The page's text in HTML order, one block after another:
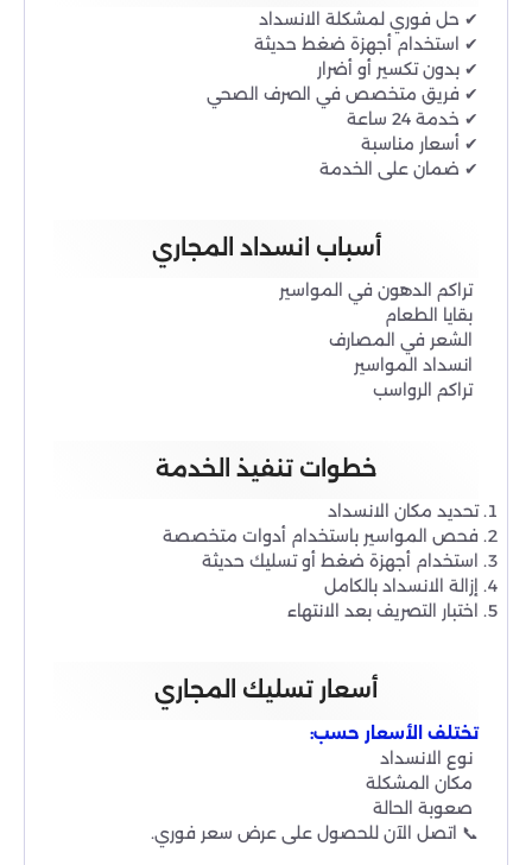
✔ حل فوري لمشكلة الانسداد
✔ استخدام أجهزة ضغط حديثة
✔ بدون تكسير أو أضرار
✔ فريق متخصص في الصرف الصحي
✔ خدمة 24 ساعة
✔ أسعار مناسبة
✔ ضمان على الخدمة
أسباب انسداد المجاري
تراكم الدهون في المواسير
بقايا الطعام
الشعر في المصارف
انسداد المواسير
تراكم الرواسب
خطوات تنفيذ الخدمة
تحديد مكان الانسداد
فحص المواسير باستخدام أدوات متخصصة
استخدام أجهزة ضغط أو تسليك حديثة
إزالة الانسداد بالكامل
اختبار التصريف بعد الانتهاء
أسعار تسليك المجاري
تختلف الأسعار حسب:
نوع الانسداد
مكان المشكلة
صعوبة الحالة
📞 اتصل الآن للحصول على عرض سعر فوري.